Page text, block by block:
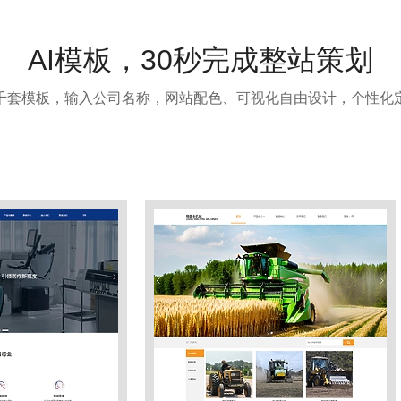
AI模板，30秒完成整站策划
套模板，输入公司名称，网站配色、可视化自由设计，个性化